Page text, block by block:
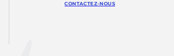
CONTACTEZ-NOUS